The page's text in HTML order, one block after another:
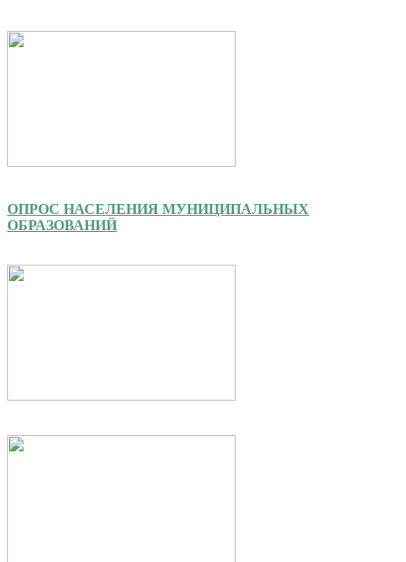
ОПРОС НАСЕЛЕНИЯ МУНИЦИПАЛЬНЫХ
ОБРАЗОВАНИЙ